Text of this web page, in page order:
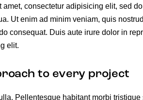
amet, consectetur adipisicing elit, sed
Ut enim ad minim veniam, quis
consequat. Duis aute irure dolor in
elit.
to every project
Pellentesque habitant morbi